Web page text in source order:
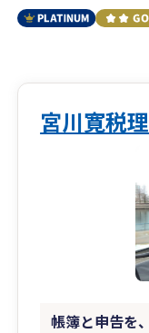
宮川寛税
帳簿と申告を